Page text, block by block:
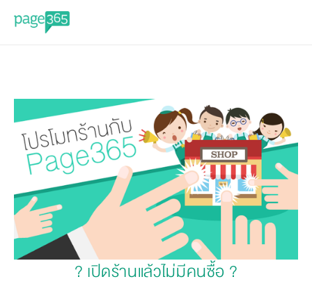
? เปิดร้านแล้วไม่มีคนซื้อ ?